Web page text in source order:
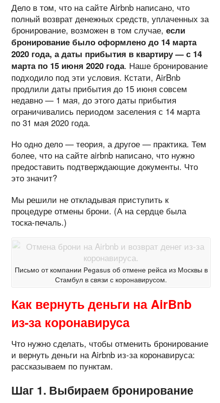
Дело в том, что на сайте Airbnb написано, что
полный возврат денежных средств, уплаченных за
бронирование, возможен в том случае, если
бронирование было оформлено до 14 марта
2020 года, а даты прибытия в квартиру — с 14
марта по 15 июня 2020 года. Наше бронирование
подходило под эти условия. Кстати, AirBnb
продлили даты прибытия до 15 июня совсем
недавно — 1 мая, до этого даты прибытия
ограничивались периодом заселения с 14 марта
по 31 мая 2020 года.
Но одно дело — теория, а другое — практика. Тем
более, что на сайте airbnb написано, что нужно
предоставить подтверждающие документы. Что
это значит?
Мы решили не откладывая приступить к
процедуре отмены брони. (А на сердце была
тоска-печаль.)
Письмо от компании Pegasus об отмене рейса из Москвы в
Стамбул в связи с коронавирусом.
Как вернуть деньги на AirBnb
из-за коронавируса
Что нужно сделать, чтобы отменить бронирование
и вернуть деньги на Airbnb из-за коронавируса:
рассказываем по пунктам.
Шаг 1. Выбираем бронирование